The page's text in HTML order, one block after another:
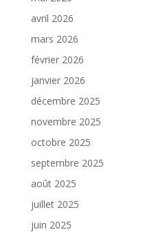
avril 2026
mars 2026
février 2026
janvier 2026
décembre 2025
novembre 2025
octobre 2025
septembre 2025
août 2025
juillet 2025
juin 2025